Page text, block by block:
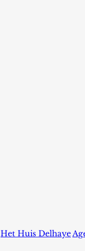
Het Huis Delhaye